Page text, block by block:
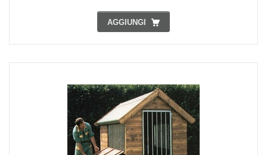
AGGIUNGI